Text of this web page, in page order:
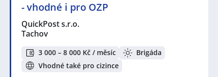
- vhodné i pro OZP
QuickPost s.r.o.
Tachov
3 000 – 8 000 Kč / měsíc
Brigáda
Vhodné také pro cizince